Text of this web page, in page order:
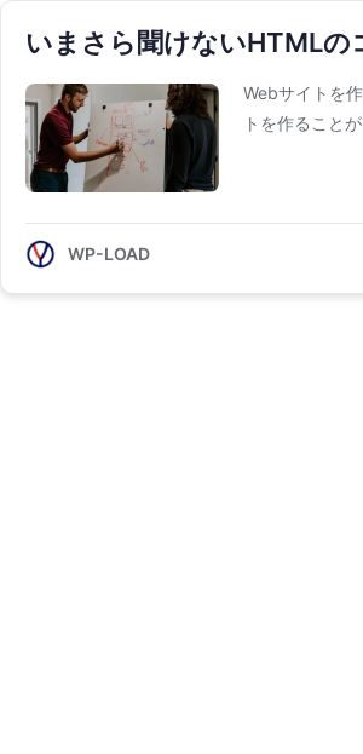
いまさら聞けないHTML
Webサイトを
トを作ること
WP-LOAD